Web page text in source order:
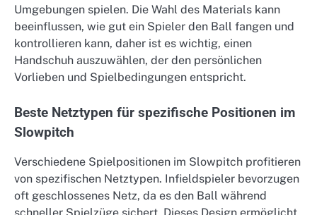
Umgebungen spielen. Die Wahl des Materials kann
beeinflussen, wie gut ein Spieler den Ball fangen und
kontrollieren kann, daher ist es wichtig, einen
Handschuh auszuwählen, der den persönlichen
Vorlieben und Spielbedingungen entspricht.
Beste Netztypen für spezifische Positionen im
Slowpitch
Verschiedene Spielpositionen im Slowpitch profitieren
von spezifischen Netztypen. Infieldspieler bevorzugen
oft geschlossenes Netz, da es den Ball während